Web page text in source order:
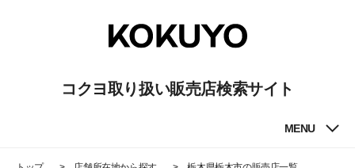
コクヨ取り扱い販売店検索サイト
MENU